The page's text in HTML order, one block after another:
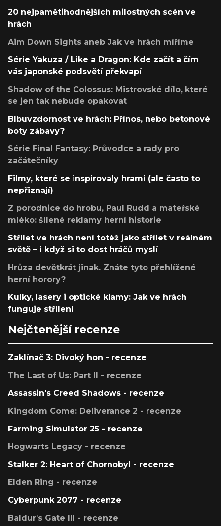
20 nejpamětihodnějších milostných scén ve
hrách
Aim Down Sights aneb Jak ve hrách míříme
Série Yakuza / Like a Dragon: Kde začít a čím
vás japonské podsvětí překvapí
Shadow of the Colossus: Mistrovské dílo, které
se jen tak nebude opakovat
Blbuvzdornost ve hrách: Přínos, nebo betonové
boty zábavy?
Série Final Fantasy: Průvodce a rady pro
začátečníky
Filmy, které se inspirovaly hrami (ale často to
nepřiznají)
Z porodnice do hrobu, Paul Rudd a mateřské
mléko: šílené reklamy herní historie
Střílet ve hrách není totéž jako střílet v reálném
světě – i když si to dost hráčů myslí
Hrůza devětkrát jinak. Znáte tyto přehlížené
herní horory?
Kulky, lasery i optické klamy: Jak ve hrách
funguje střílení
Nejčtenější recenze
Zaklínač 3: Divoký hon - recenze
The Last of Us: Part II - recenze
Assassin's Creed Shadows - recenze
Kingdom Come: Deliverance 2 - recenze
Farming Simulator 25 - recenze
Hogwarts Legacy - recenze
Stalker 2: Heart of Chornobyl - recenze
Elden Ring - recenze
Cyberpunk 2077 - recenze
Baldur's Gate III - recenze